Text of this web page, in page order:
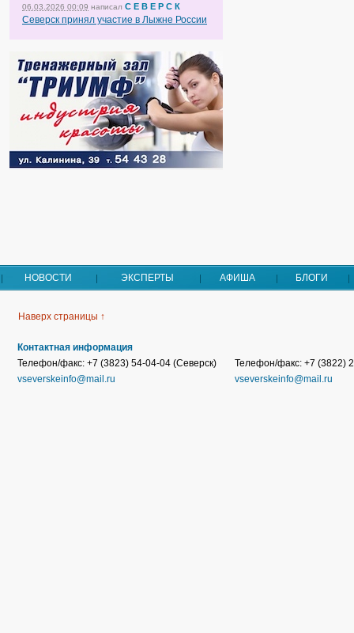
06.03.2026 00:09 написал С Е В Е Р С К
Северск принял участие в Лыжне России
НОВОСТИ ЭКСПЕРТЫ АФИША БЛОГИ
Наверх страницы ↑
Контактная информация
Телефон/факс: +7 (3823) 54-04-04 (Северск)
vseverskeinfo@mail.ru
Телефон/факс: +7 (3822)
vseverskeinfo@mail.ru